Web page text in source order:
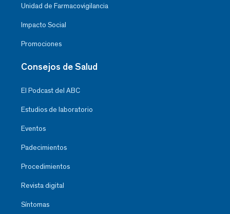
Unidad de Farmacovigilancia
Impacto Social
Promociones
Consejos de Salud
El Podcast del ABC
Estudios de laboratorio
Eventos
Padecimientos
Procedimientos
Revista digital
Síntomas